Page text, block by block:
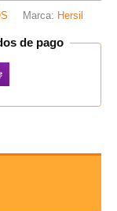
Marca: Hersil
de pago